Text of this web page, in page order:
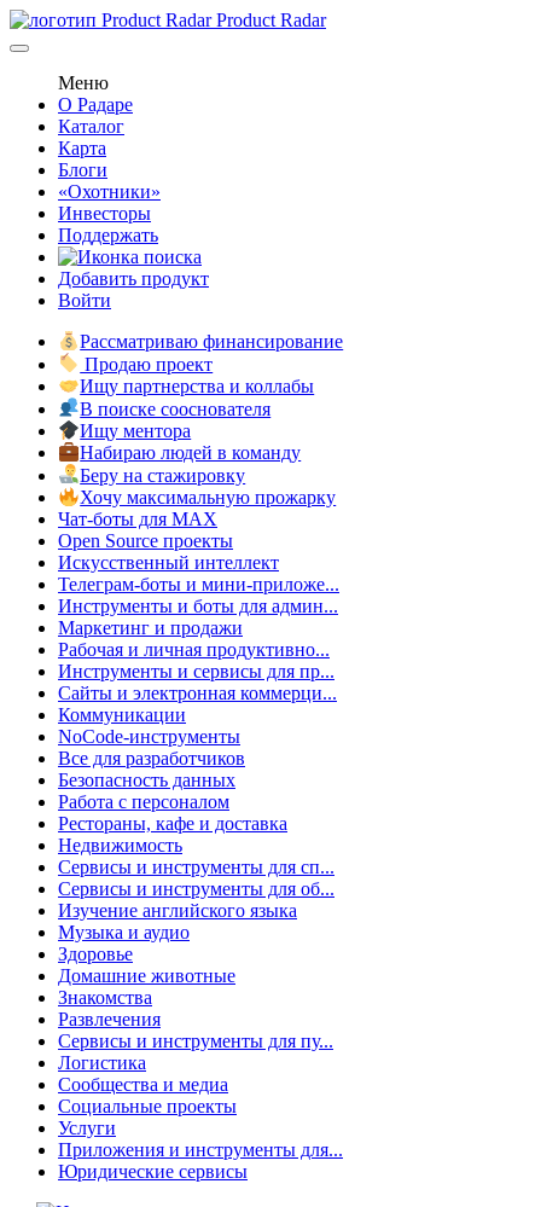
Product Radar
Меню
О Радаре
Каталог
Карта
Блоги
«Охотники»
Инвесторы
Поддержать
Добавить продукт
Войти
Рассматриваю финансирование
Продаю проект
Ищу партнерства и коллабы
В поиске сооснователя
Ищу ментора
Набираю людей в команду
Беру на стажировку
Хочу максимальную прожарку
Чат-боты для MAX
Open Source проекты
Искусственный интеллект
Телеграм-боты и мини-приложе...
Инструменты и боты для админ...
Маркетинг и продажи
Рабочая и личная продуктивно...
Инструменты и сервисы для пр...
Сайты и электронная коммерци...
Коммуникации
NoCode-инструменты
Все для разработчиков
Безопасность данных
Работа с персоналом
Рестораны, кафе и доставка
Недвижимость
Сервисы и инструменты для сп...
Сервисы и инструменты для об...
Изучение английского языка
Музыка и аудио
Здоровье
Домашние животные
Знакомства
Развлечения
Сервисы и инструменты для пу...
Логистика
Сообщества и медиа
Социальные проекты
Услуги
Приложения и инструменты для...
Юридические сервисы